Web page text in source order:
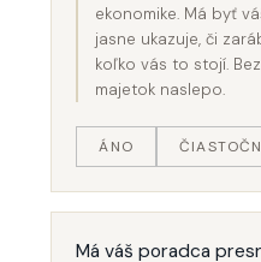
ekonomike. Má byť
jasne ukazuje, či
koľko vás to stojí.
majetok naslepo.
ÁNO
Má váš poradca